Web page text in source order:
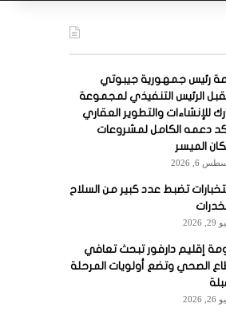
عن
رئيس جمهورية جيبوتي
الرئيس التنفيذي لمجموعة
للإنشاءات والتطوير العقاري
دعمه الكامل لمشروعات
الميسر
6, 2026
تضبط عدد كبير من السلاح
2026
إقليم دارفور تبحث تعافي
الصحي وتضع أولويات المرحلة
2026